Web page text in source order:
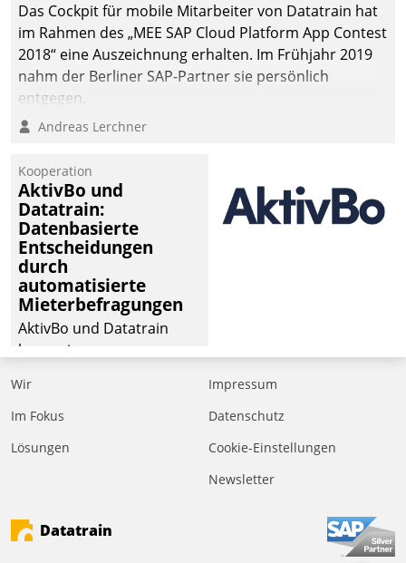
Das Cockpit für mobile Mitarbeiter von Datatrain hat
im Rahmen des „MEE SAP Cloud Platform App Contest
2018“ eine Auszeichnung erhalten. Im Frühjahr 2019
nahm der Berliner SAP-Partner sie persönlich
entgegen.
Andreas Lerchner
Kooperation
AktivBo und
Datatrain:
Datenbasierte
Entscheidungen
durch
automatisierte
Mieterbefragungen
AktivBo und Datatrain
kooperieren –
profitieren: Die nahtlose
Integration der Lösungen
Datatrain ermöglicht
Mieterbefragungen – eine
starke Grundlage für
Wir
Im Fokus
Lösungen
Impressum
Datenschutz
Cookie-Einstellungen
Newsletter
Datatrain